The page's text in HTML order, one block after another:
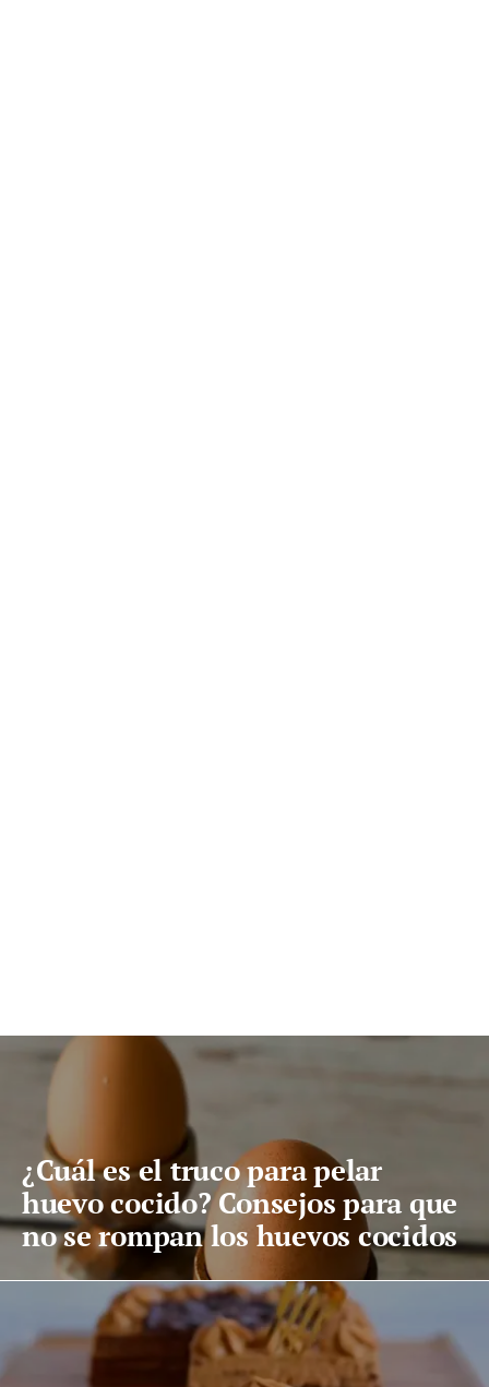
¿Cuál es el truco para pelar
huevo cocido? Consejos para que
no se rompan los huevos cocidos